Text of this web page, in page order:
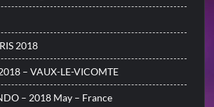
2018
– VAUX-LE-VICOMTE
– 2018 May – France